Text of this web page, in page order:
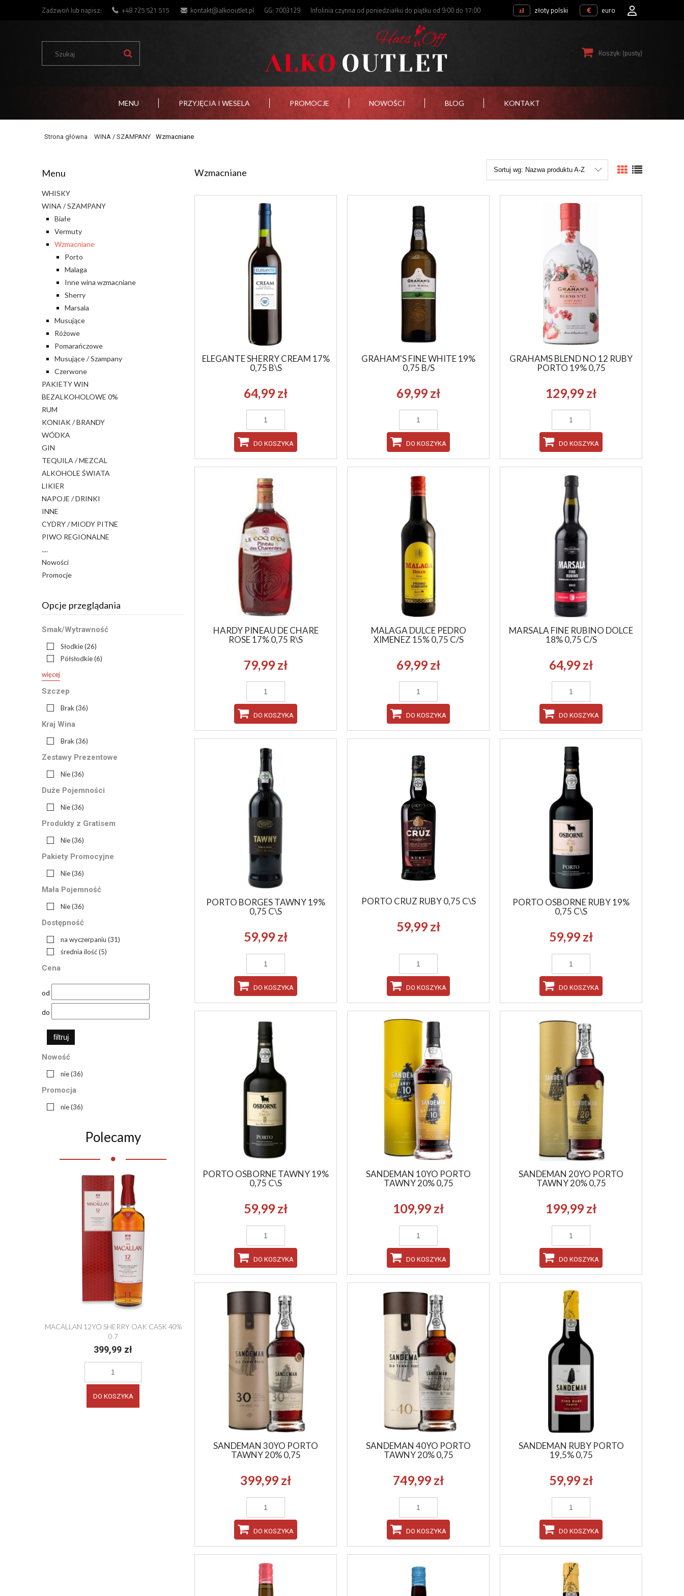
Zadzwoń lub napisz: +48 725 521 515 kontakt@alkooutlet.pl GG: 7003129 Infolinia czynna od poniedziałku do piątku od 9:00 do 17:00 złoty polski euro
Koszyk: (pusty)
MENU PRZYJĘCIA I WESELA PROMOCJE NOWOŚCI BLOG KONTAKT
Strona główna WINA / SZAMPANY Wzmacniane
Menu
WHISKY
WINA / SZAMPANY
Białe
Vermuty
Wzmacniane
Porto
Malaga
Inne wina wzmacniane
Sherry
Marsala
Musujące
Różowe
Pomarańczowe
Musujące / Szampany
Czerwone
PAKIETY WIN
BEZALKOHOLOWE 0%
RUM
KONIAK / BRANDY
WÓDKA
GIN
TEQUILA / MEZCAL
ALKOHOLE ŚWIATA
LIKIER
NAPOJE / DRINKI
INNE
CYDRY / MIODY PITNE
PIWO REGIONALNE
....
Nowości
Promocje
Opcje przeglądania
Smak/Wytrawność
Słodkie(26)
Półsłodkie(6)
więcej
Szczep
Brak (36)
Kraj Wina
Brak (36)
Zestawy Prezentowe
Nie(36)
Duże Pojemności
Nie(36)
Produkty z Gratisem
Nie(36)
Pakiety Promocyjne
Nie(36)
Mała Pojemność
Nie(36)
Dostępność
na wyczerpaniu (31)
średnia ilość(5)
Cena
od
do
filtruj
Nowość
nie(36)
Promocja
nie(36)
Polecamy
MACALLAN 12YO SHERRY OAK CASK 40%
0,7
399,99 zł
DO KOSZYKA
ABERFELDY 12YO GOLD TIN 40% 0,7
199,99 zł
DO KOSZYKA
GLENMORANGIE TRIPLE CASK RESERVE
119,99 zł
FIREBALL 33% 0,7
69,99 zł
DO KOSZYKA
Wzmacniane Sortuj wg: Nazwa produktu A-Z
ELEGANTE SHERRY CREAM 17%
0,75 B\S
64,99 zł
DO KOSZYKA
GRAHAM'S FINE WHITE 19%
0,75 B/S
69,99 zł
DO KOSZYKA
GRAHAMS BLEND NO 12 RUBY
PORTO 19% 0,75
129,99 zł
DO KOSZYKA
HARDY PINEAU DE CHARE
ROSE 17% 0,75 R\S
79,99 zł
DO KOSZYKA
MALAGA DULCE PEDRO
XIMENEZ 15% 0,75 C/S
69,99 zł
DO KOSZYKA
MARSALA FINE RUBINO DOLCE
18% 0,75 C/S
64,99 zł
DO KOSZYKA
PORTO BORGES TAWNY 19%
0,75 C\S
59,99 zł
DO KOSZYKA
PORTO CRUZ RUBY 0,75 C\S
59,99 zł
DO KOSZYKA
PORTO OSBORNE RUBY 19%
0,75 C\S
59,99 zł
DO KOSZYKA
PORTO OSBORNE TAWNY 19%
0,75 C\S
59,99 zł
DO KOSZYKA
SANDEMAN 10YO PORTO
TAWNY 20% 0,75
109,99 zł
DO KOSZYKA
SANDEMAN 20YO PORTO
TAWNY 20% 0,75
199,99 zł
DO KOSZYKA
SANDEMAN 30YO PORTO
TAWNY 20% 0,75
399,99 zł
DO KOSZYKA
SANDEMAN 40YO PORTO
TAWNY 20% 0,75
749,99 zł
DO KOSZYKA
SANDEMAN RUBY PORTO
19,5% 0,75
59,99 zł
DO KOSZYKA